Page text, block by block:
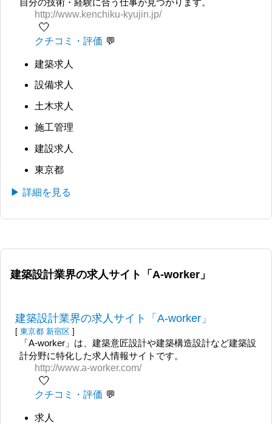
http://www.kenchiku-kyujin.jp/
🤍
クチコミ・評価
建築求人
設備求人
土木求人
施工管理
建設求人
東京都
▶ 詳細を見る
建築設計業界の求人サイト「A-worker」
建築設計業界の求人サイト「A-worker」
[ 東京都 新宿区 ]
「A-worker」は、建築意匠設計や建築構造設計など建築設
計分野に特化した求人情報サイトです。
http://www.a-worker.com/
🤍
クチコミ・評価
求人